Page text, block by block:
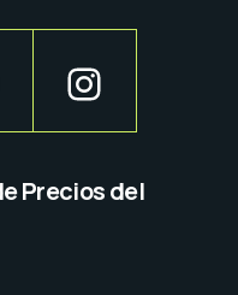
Precios del